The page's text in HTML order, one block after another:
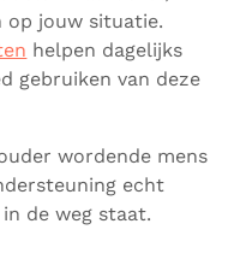
op jouw situatie.
helpen dagelijks
gebruiken van deze
wordende mens
echt
de weg staat.